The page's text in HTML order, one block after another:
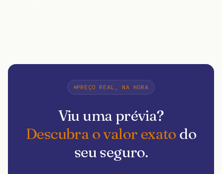
PREÇO REAL, NA HORA
Viu uma prévia?
Descubra o valor exato do
seu seguro.